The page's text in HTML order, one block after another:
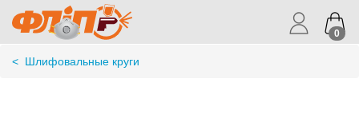
0
< Шлифовальные круги